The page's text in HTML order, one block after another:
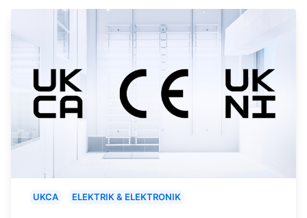
UKCA ELEKTRIK & ELEKTRONIK